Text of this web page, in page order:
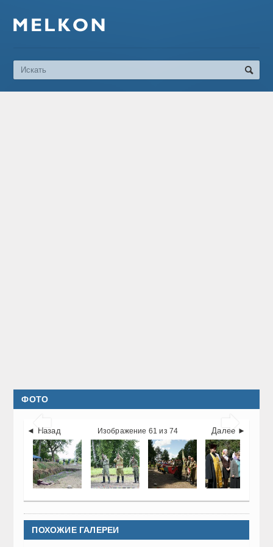
ФОТО
 
◄ Назад Далее ►
Изображение 61 из 74
ПОХОЖИЕ ГАЛЕРЕИ